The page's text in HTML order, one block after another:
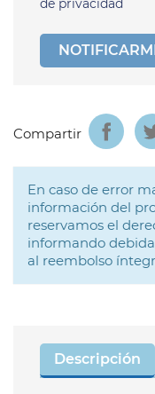
de privacidad
Compartir
En caso de error
información del
reservamos el
informando
al reembolso
Descripción